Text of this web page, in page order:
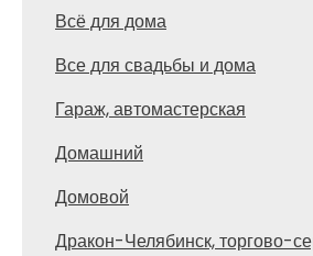
Всё для дома
Все для свадьбы и дома
Гараж, автомастерская
Домашний
Домовой
Дракон-Челябинск, торгово-